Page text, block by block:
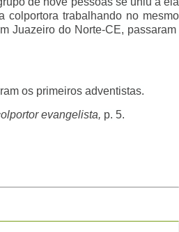
trabalhando no mesmo
Juazeiro do Norte-CE, passaram
os primeiros adventistas.
evangelista, p. 5.